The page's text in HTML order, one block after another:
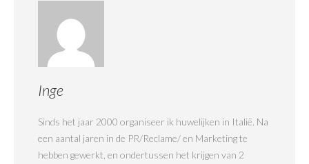
Inge
Sinds het jaar 2000 organiseer ik huwelijken in Italië. Na
een aantal jaren in de PR/Reclame/ en Marketing te
hebben gewerkt, en ondertussen het krijgen van 2